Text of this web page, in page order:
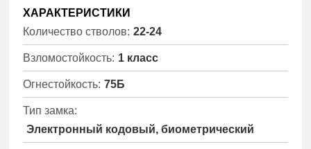
ХАРАКТЕРИСТИКИ
Количество стволов: 22-24
Взломостойкость: 1 класс
Огнестойкость: 75Б
Тип замка:
Электронный кодовый, биометрический